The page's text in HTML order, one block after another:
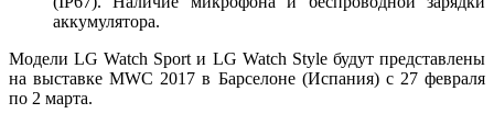
аккумулятора.
Модели LG Watch Sport и LG Watch Style будут представлены
на выставке MWC 2017 в Барселоне (Испания) с 27 февраля
по 2 марта.